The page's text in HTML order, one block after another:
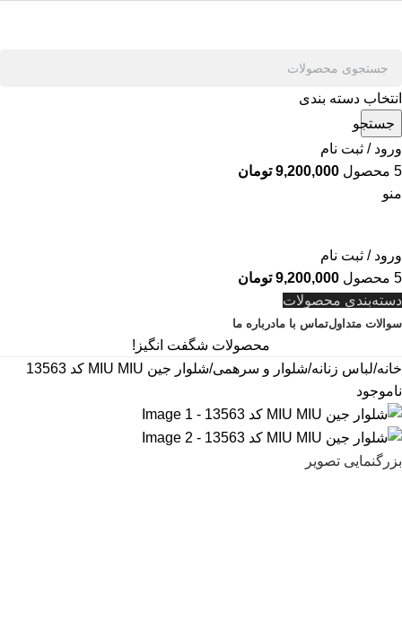
انتخاب دسته بندی
جستجو
ورود / ثبت نام
5 محصول 9,200,000 تومان
منو
ورود / ثبت نام
5 محصول 9,200,000 تومان
دسته‌بندی محصولات
سوالات متداولتماس با مادرباره ما
محصولات شگفت انگیز!
خانه لباس زنانه شلوار و سرهمی شلوار جین MIU MIU کد 13563
ناموجود
بزرگنمایی تصویر